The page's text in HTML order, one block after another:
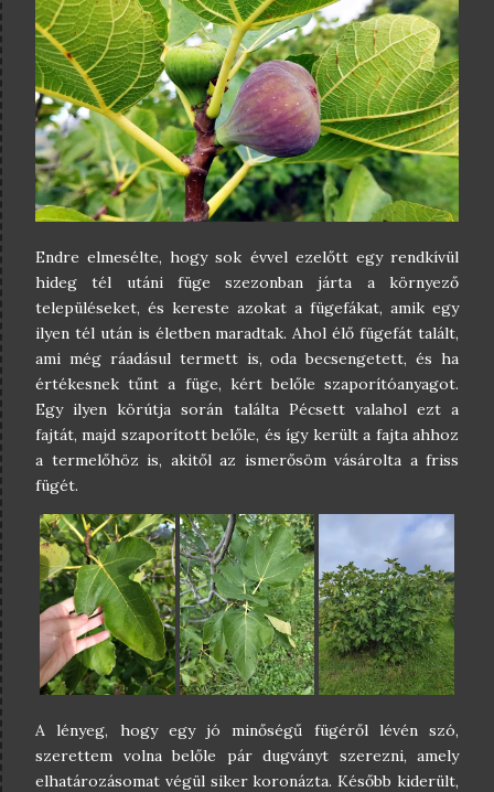
Endre elmesélte, hogy sok évvel ezelőtt egy rendkívül
hideg tél utáni füge szezonban járta a környező
településeket, és kereste azokat a fügefákat, amik egy
ilyen tél után is életben maradtak. Ahol élő fügefát talált,
ami még ráadásul termett is, oda becsengetett, és ha
értékesnek tűnt a füge, kért belőle szaporítóanyagot.
Egy ilyen körútja során találta Pécsett valahol ezt a
fajtát, majd szaporított belőle, és így került a fajta ahhoz
a termelőhöz is, akitől az ismerősöm vásárolta a friss
fügét.
A lényeg, hogy egy jó minőségű fügéről lévén szó,
szerettem volna belőle pár dugványt szerezni, amely
elhatározásomat végül siker koronázta. Később kiderült,